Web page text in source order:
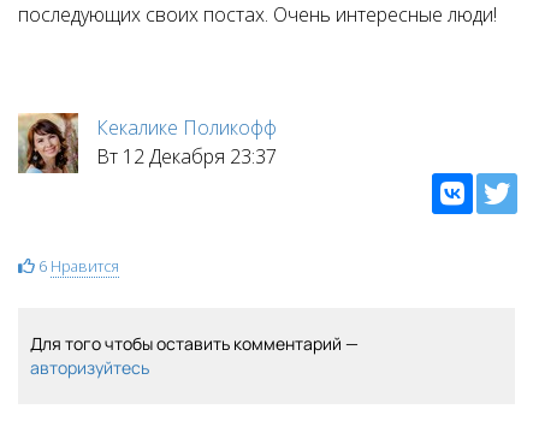
последующих своих постах. Очень интересные люди!
Кекалике Поликофф
Вт 12 Декабря 23:37
6 Нравится
Для того чтобы оставить комментарий —
авторизуйтесь